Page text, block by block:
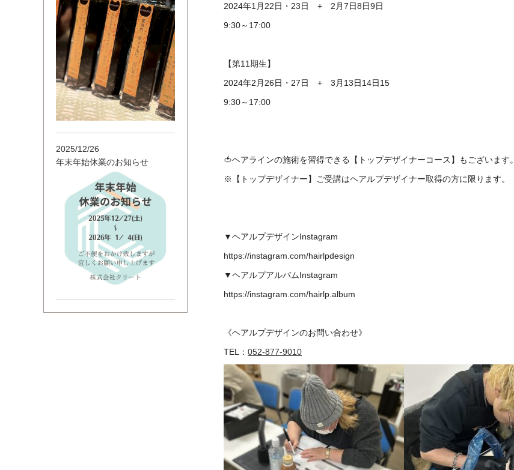
2024年1月22日・23日 + 2月7日8日9日
9:30～17:00
【第11期生】
2024年2月26日・27日 + 3月13日14日15
9:30～17:00
🍅ヘアラインの施術を習得できる【トップデザイナーコース】もございます。
※【トップデザイナー】ご受講はヘアルプデザイナー取得の方に限ります。
▼ヘアルプデザインInstagram
https://instagram.com/hairlpdesign
▼ヘアルプアルバムInstagram
https://instagram.com/hairlp.album
《ヘアルプデザインのお問い合わせ》
TEL： 052-877-9010
2025/12/26
年末年始休業のお知らせ